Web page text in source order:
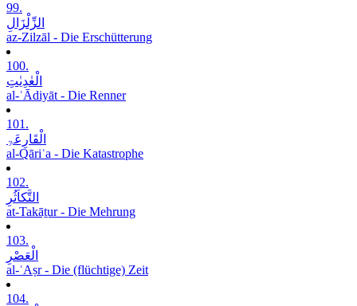
99.
الزِّلْزَالِ
az-Zilzāl - Die Erschütterung
100.
الْعٰدِیٰتِ
al-ʿĀdiyāt - Die Renner
101.
الْقَارِعَۃِ
al-Qāriʿa - Die Katastrophe
102.
التَّکاَثُرِ
at-Takāṯur - Die Mehrung
103.
الْعَصْرِ
al-ʿAṣr - Die (flüchtige) Zeit
104.